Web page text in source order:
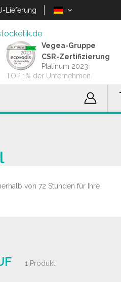
Lieferung
Vegea-Gruppe
CSR-Zertifizierung
Platinum 2023
TOP 1% der Unternehmen
von 72 Stunden für Ihre
1 Produkt